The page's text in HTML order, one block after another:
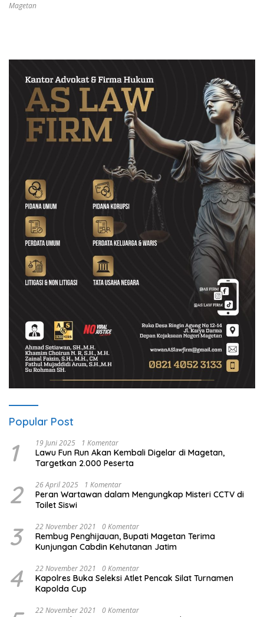
Magetan
Popular Post
1 19 Juni 2025 1 Komentar
Lawu Fun Run Akan Kembali Digelar di Magetan,
Targetkan 2.000 Peserta
2 26 April 2025 1 Komentar
Peran Wartawan dalam Mengungkap Misteri CCTV di
Toilet Siswi
3 22 November 2021 0 Komentar
Rembug Penghijauan, Bupati Magetan Terima
Kunjungan Cabdin Kehutanan Jatim
4 22 November 2021 0 Komentar
Kapolres Buka Seleksi Atlet Pencak Silat Turnamen
Kapolda Cup
22 November 2021 0 Komentar